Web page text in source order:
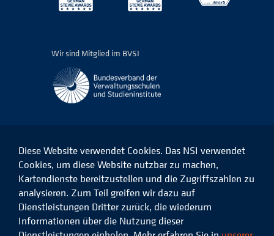
Wir sind Mitglied im BVSI
Das
NSI
Facebook
Das
NSI
auf
LinkedIn
Das
NSI
auf
Instagram
Das
Xing
Diese Website verwendet Cookies. Das NSI verwendet
Cookies, um diese Website nutzbar zu machen,
Kartendienste bereitzustellen und die Zugriffszahlen zu
analysieren. Zum Teil greifen wir dazu auf
Dienstleistungen Dritter zurück, die wiederum
Informationen über die Nutzung dieser